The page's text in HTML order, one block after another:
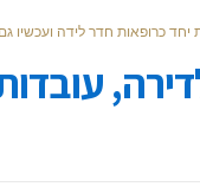
יחד כרופאות חדר לידה ועכשיו